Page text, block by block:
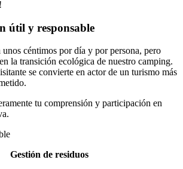
útil y responsable
unos céntimos por día y por persona, pero
la transición ecológica de nuestro camping.
se convierte en actor de un turismo más
tu comprensión y participación en
Gestión de residuos